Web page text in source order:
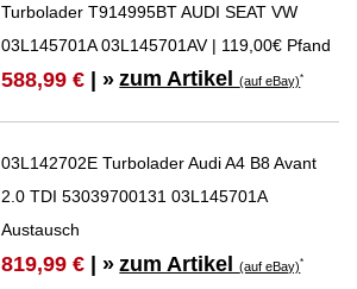
Turbolader T914995BT AUDI SEAT VW
03L145701A 03L145701AV | 119,00€ Pfand
588,99 € | » zum Artikel(auf eBay)*
03L142702E Turbolader Audi A4 B8 Avant
2.0 TDI 53039700131 03L145701A
Austausch
819,99 € | » zum Artikel(auf eBay)*